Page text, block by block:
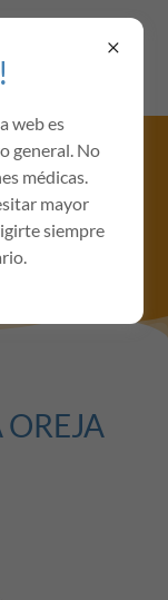
web es
general. No
médicas.
mayor
siempre